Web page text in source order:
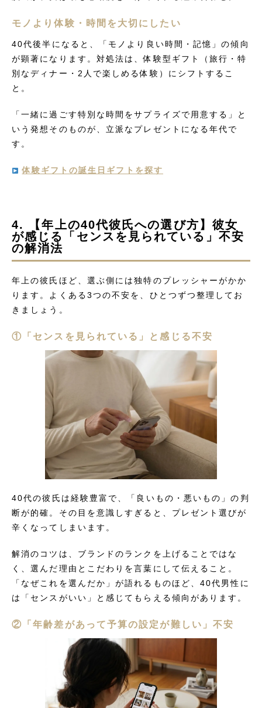
モノより体験・時間を大切にしたい
40代後半になると、「モノより良い時間・記憶」の傾向
が顕著になります。対処法は、体験型ギフト（旅行・特
別なディナー・2人で楽しめる体験）にシフトするこ
と。
「一緒に過ごす特別な時間をサプライズで用意する」と
いう発想そのものが、立派なプレゼントになる年代で
す。
体験ギフトの誕生日ギフトを探す
4. 【年上の40代彼氏への選び方】彼女
が感じる「センスを見られている」不安
の解消法
年上の彼氏ほど、選ぶ側には独特のプレッシャーがかか
ります。よくある3つの不安を、ひとつずつ整理してお
きましょう。
①「センスを見られている」と感じる不安
40代の彼氏は経験豊富で、「良いもの・悪いもの」の判
断が的確。その目を意識しすぎると、プレゼント選びが
辛くなってしまいます。
解消のコツは、ブランドのランクを上げることではな
く、選んだ理由とこだわりを言葉にして伝えること。
「なぜこれを選んだか」が語れるものほど、40代男性に
は「センスがいい」と感じてもらえる傾向があります。
②「年齢差があって予算の設定が難しい」不安